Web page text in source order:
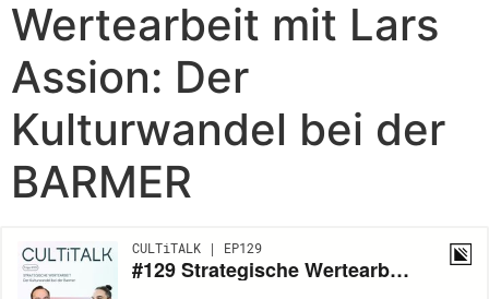
Wertearbeit mit Lars
Assion: Der
Kulturwandel bei der
BARMER